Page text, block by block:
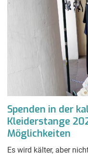
Spenden in der
Kleiderstange
Möglichkeiten
Es wird kälter, aber